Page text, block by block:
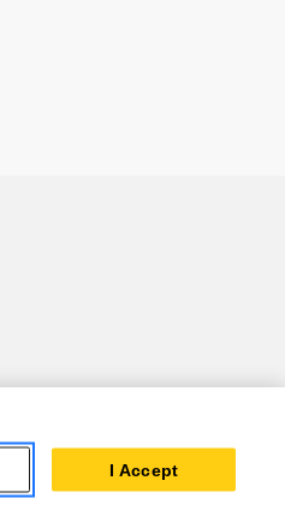
I Accept